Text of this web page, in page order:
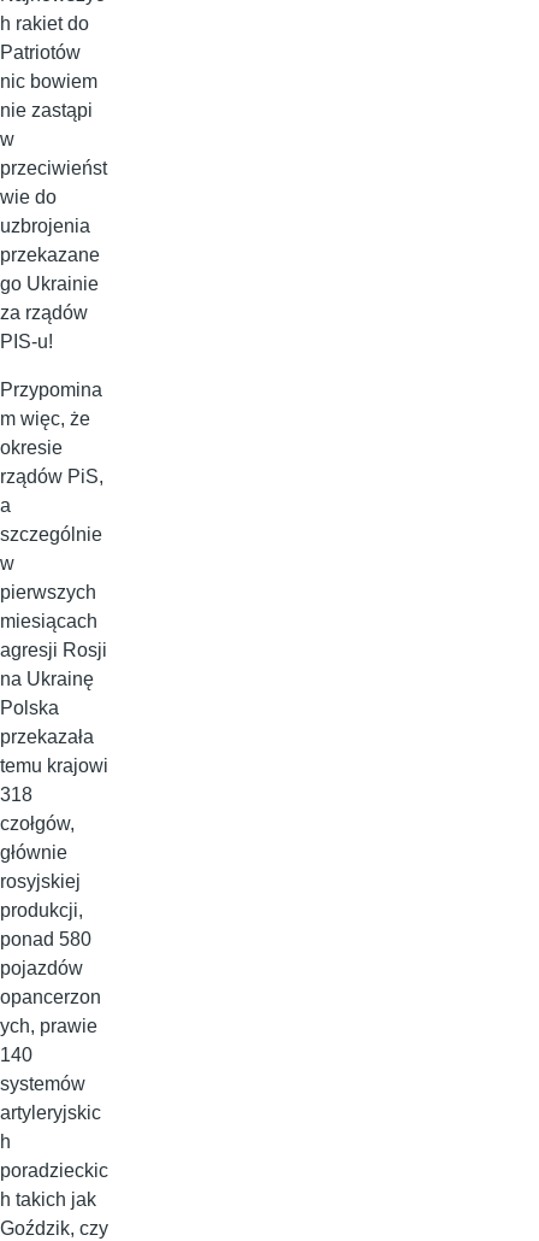
h rakiet do
Patriotów
nic bowiem
nie zastąpi
w
przeciwieńst
wie do
uzbrojenia
przekazane
go Ukrainie
za rządów
PIS-u!
Przypomina
m więc, że
okresie
rządów PiS,
a
szczególnie
w
pierwszych
miesiącach
agresji Rosji
na Ukrainę
Polska
przekazała
temu krajowi
318
czołgów,
głównie
rosyjskiej
produkcji,
ponad 580
pojazdów
opancerzon
ych, prawie
140
systemów
artyleryjskic
h
poradzieckic
h takich jak
Goździk, czy